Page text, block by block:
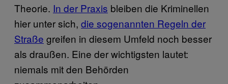
Theorie. In der Praxis bleiben die Kriminellen
hier unter sich, die sogenannten Regeln der
Straße greifen in diesem Umfeld noch besser
als draußen. Eine der wichtigsten lautet:
niemals mit den Behörden